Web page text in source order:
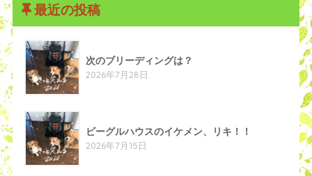
最近の投稿
次のブリーディングは？
2026年7月28日
ビーグルハウスのイケメン、リキ！！
2026年7月15日